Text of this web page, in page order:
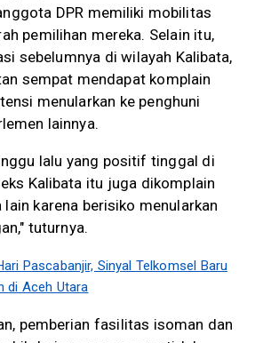
DPR memiliki mobilitas
pemilihan mereka. Selain itu,
sebelumnya di wilayah Kalibata,
sempat mendapat komplain
menularkan ke penghuni
lainnya.
lalu yang positif tinggal di
Kalibata itu juga dikomplain
karena berisiko menularkan
tuturnya.
Pascabanjir, Sinyal Telkomsel Baru
di Aceh Utara
pemberian fasilitas isoman dan